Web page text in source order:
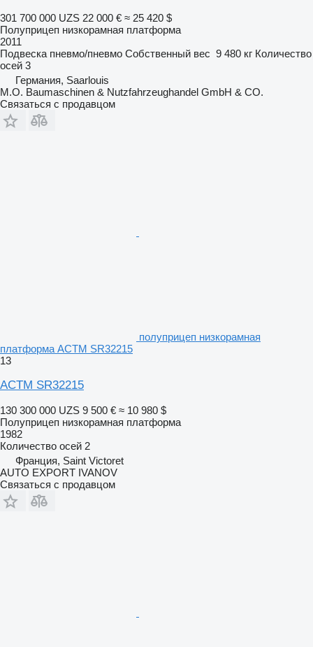
301 700 000 UZS 22 000 € ≈ 25 420 $
Полуприцеп низкорамная платформа
2011
Подвеска пневмо/пневмо Собственный вес 9 480 кг Количество
осей 3
Германия, Saarlouis
M.O. Baumaschinen & Nutzfahrzeughandel GmbH & CO.
Связаться с продавцом
полуприцеп низкорамная
платформа ACTM SR32215
13
ACTM SR32215
130 300 000 UZS 9 500 € ≈ 10 980 $
Полуприцеп низкорамная платформа
1982
Количество осей 2
Франция, Saint Victoret
AUTO EXPORT IVANOV
Связаться с продавцом